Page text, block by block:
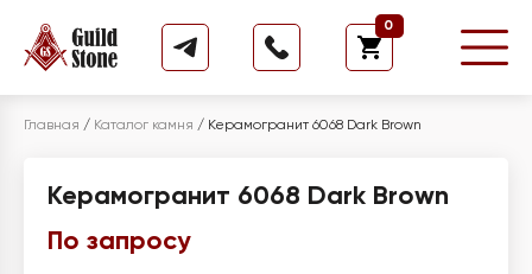
0
Главная / Каталог камня / Керамогранит 6068 Dark Brown
Керамогранит 6068 Dark Brown
По запросу